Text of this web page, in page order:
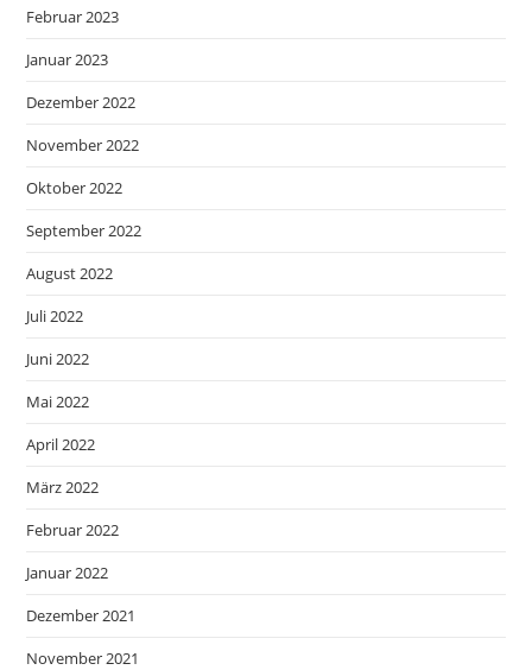
Februar 2023
Januar 2023
Dezember 2022
November 2022
Oktober 2022
September 2022
August 2022
Juli 2022
Juni 2022
Mai 2022
April 2022
März 2022
Februar 2022
Januar 2022
Dezember 2021
November 2021